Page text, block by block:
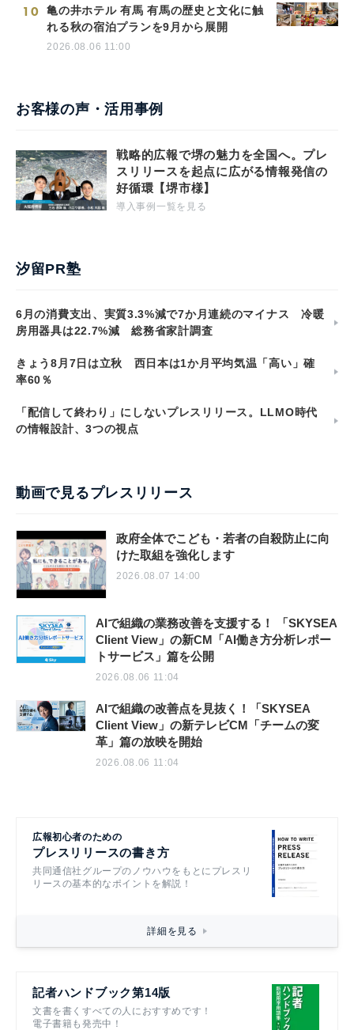
10
亀の井ホテル 有馬 有馬の歴史と文化に触
れる秋の宿泊プランを9月から展開
2026.08.06 11:00
お客様の声・活用事例
戦略的広報で堺の魅力を全国へ。プレ
スリリースを起点に広がる情報発信の
好循環【堺市様】
導入事例一覧を見る
汐留PR塾
6月の消費支出、実質3.3%減で7か月連続のマイナス 冷暖
房用器具は22.7%減 総務省家計調査
きょう8月7日は立秋 西日本は1か月平均気温「高い」確
率60％
「配信して終わり」にしないプレスリリース。LLMO時代
の情報設計、3つの視点
動画で見るプレスリリース
政府全体でこども・若者の自殺防止に向
けた取組を強化します
2026.08.07 14:00
AIで組織の業務改善を支援する！ 「SKYSEA
Client View」の新CM「AI働き方分析レポー
トサービス」篇を公開
2026.08.06 11:04
AIで組織の改善点を見抜く！「SKYSEA
Client View」の新テレビCM「チームの変
革」篇の放映を開始
2026.08.06 11:04
広報初心者のための
プレスリリースの書き方
共同通信社グループのノウハウをもとにプレスリ
リースの基本的なポイントを解説！
詳細を見る
記者ハンドブック第14版
文書を書くすべての人におすすめです！
電子書籍も発売中！